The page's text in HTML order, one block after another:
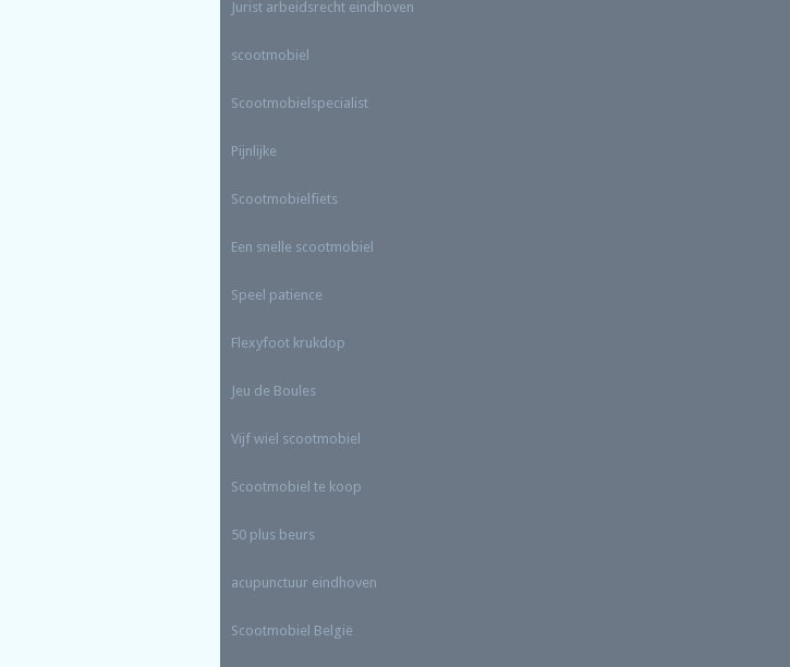
Jurist arbeidsrecht eindhoven
scootmobiel
Scootmobielspecialist
Pijnlijke
Scootmobielfiets
Een snelle scootmobiel
Speel patience
Flexyfoot krukdop
Jeu de Boules
Vijf wiel scootmobiel
Scootmobiel te koop
50 plus beurs
acupunctuur eindhoven
Scootmobiel België